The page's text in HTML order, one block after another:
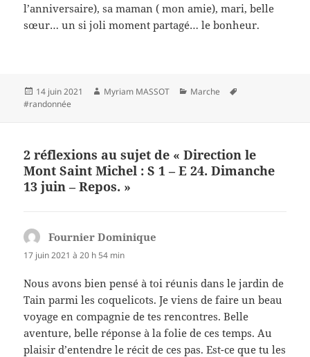
l’anniversaire), sa maman ( mon amie), mari, belle
sœur… un si joli moment partagé… le bonheur.
Publié
le
14 juin 2021 Auteur
Myriam MASSOT Catégories
Marche
#randonnée
2 réflexions au sujet de « Direction le
Mont Saint Michel : S 1 – E 24. Dimanche
13 juin – Repos. »
Fournier Dominique
17 juin 2021 à 20 h 54 min
Nous avons bien pensé à toi réunis dans le jardin de
Tain parmi les coquelicots. Je viens de faire un beau
voyage en compagnie de tes rencontres. Belle
aventure, belle réponse à la folie de ces temps. Au
plaisir d’entendre le récit de ces pas. Est-ce que tu les